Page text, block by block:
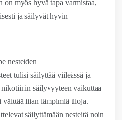
on myös hyvä tapa varmistaa,
ja säilyvät hyvin
nesteiden
tulisi säilyttää viileässä ja
nikotiinin säilyvyyteen vaikuttaa
välttää liian lämpimiä tiloja.
säilyttämään nesteitä noin